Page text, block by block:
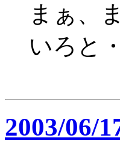
まぁ、
いろと
2003/06/